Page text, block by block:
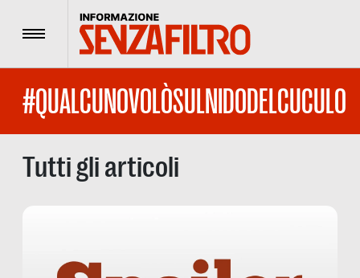
Menu
#QUALCUNOVOLÒSULNIDODELCUCULO
Tutti gli articoli